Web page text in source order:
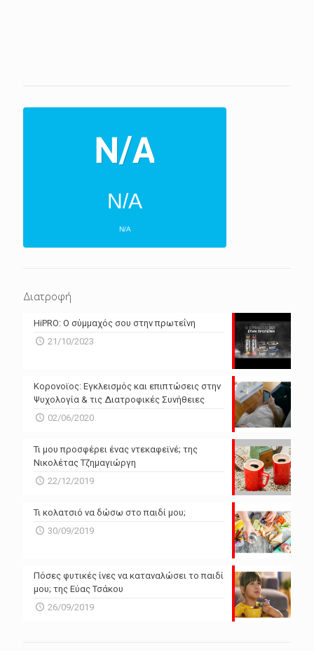
N/A
N/A
N/A
Powered by Forecast.io
Διατροφή
HiPRO: Ο σύμμαχός σου στην πρωτεΐνη
21/10/2023
Κορονοϊος: Εγκλεισμός και επιπτώσεις στην
Ψυχολογία & τις Διατροφικές Συνήθειες
02/06/2020
Τι μου προσφέρει ένας ντεκαφεϊνέ; της
Νικολέτας Τζημαγιώργη
22/12/2019
Τι κολατσιό να δώσω στο παιδί μου;
30/09/2019
Πόσες φυτικές ίνες να καταναλώσει το παιδί
μου; της Εύας Τσάκου
26/09/2019